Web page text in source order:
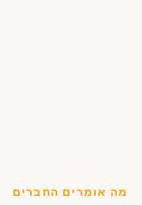
מה אומרים החברים